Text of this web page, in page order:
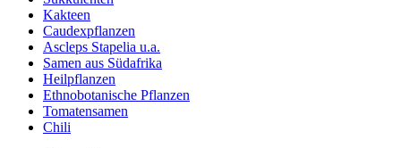
Kakteen
Caudexpflanzen
Ascleps Stapelia u.a.
Samen aus Südafrika
Heilpflanzen
Ethnobotanische Pflanzen
Tomatensamen
Chili